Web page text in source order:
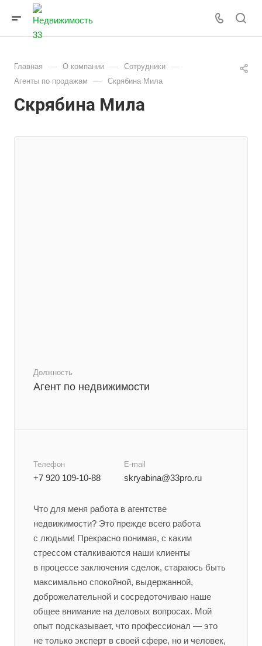
Главная — О компании — Сотрудники —
Агенты по продажам — Скрябина Мила
Скрябина Мила
Должность
Агент по недвижимости
Телефон
+7 920 109-10-88
E-mail
skryabina@33pro.ru
Что для меня работа в агентстве
недвижимости? Это прежде всего работа
с людьми! Прекрасно понимая, с каким
стрессом сталкиваются наши клиенты
в процессе заключения сделок, стараюсь быть
максимально спокойной, выдержанной,
доброжелательной и сосредоточиваю наше
общее внимание на деловых вопросах. Мой
опыт подсказывает, что профессионал — это
не только эксперт в своей сфере, но и человек,